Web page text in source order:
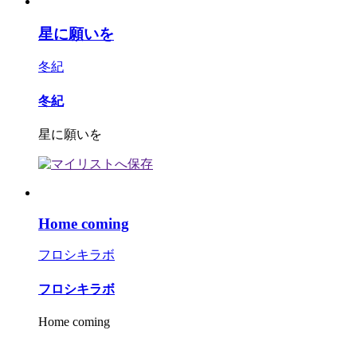
星に願いを
冬紀
冬紀
星に願いを
Home coming
フロシキラボ
フロシキラボ
Home coming